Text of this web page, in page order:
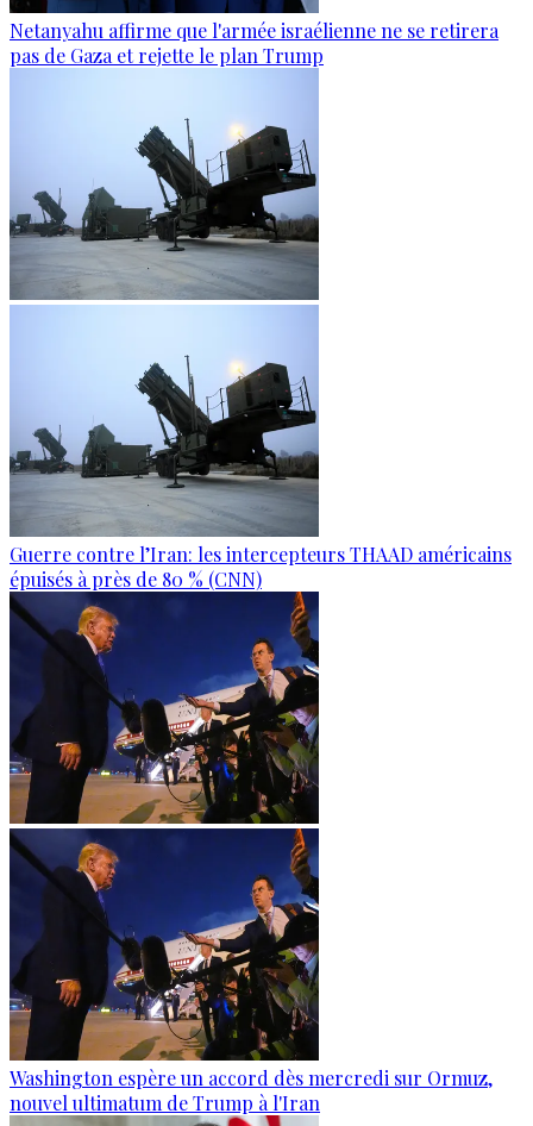
Netanyahu affirme que l'armée israélienne ne se retirera
pas de Gaza et rejette le plan Trump
Guerre contre l’Iran: les intercepteurs THAAD américains
épuisés à près de 80 % (CNN)
Washington espère un accord dès mercredi sur Ormuz,
nouvel ultimatum de Trump à l'Iran